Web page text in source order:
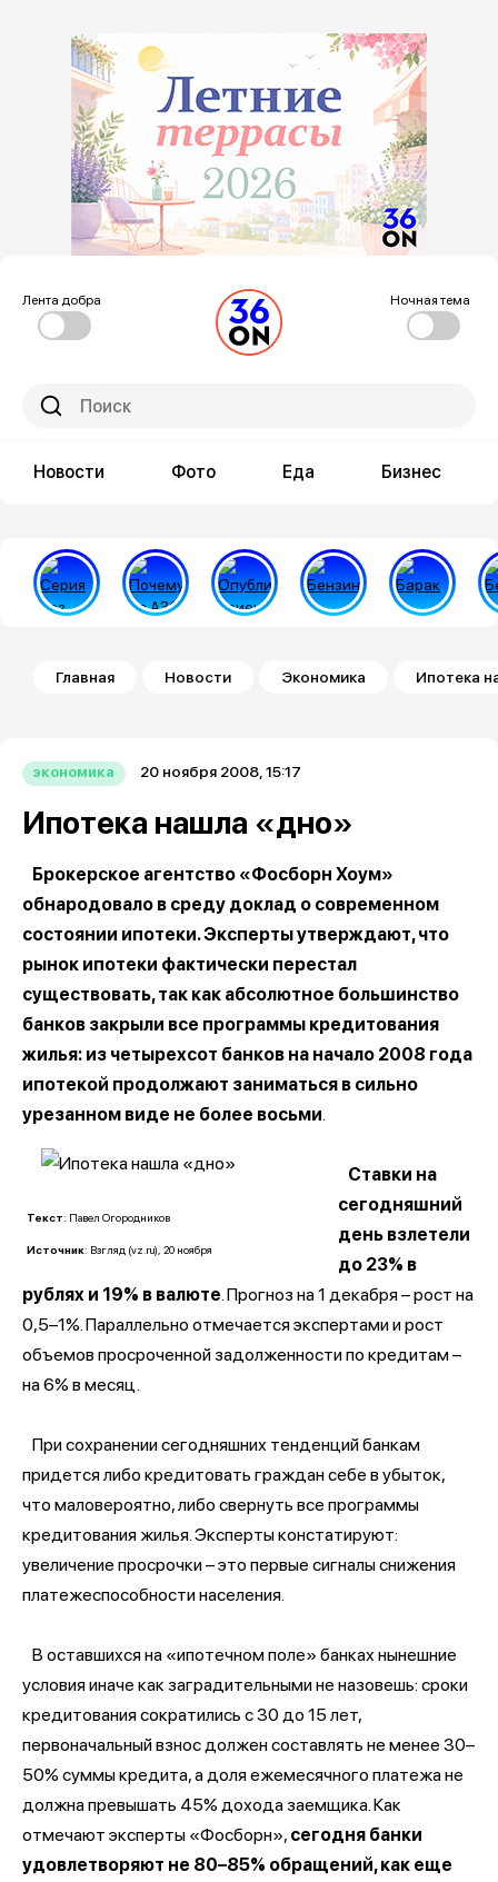
Лента добра Ночная тема
Новости Фото Еда Бизнес
Строка навигации
Главная Новости Экономика Ипотека
экономика 20 ноября 2008, 15:17
Ипотека нашла «дно»
Брокерское агентство «Фосборн Хоум»
обнародовало в среду доклад о современном
состоянии ипотеки. Эксперты утверждают, что
рынок ипотеки фактически перестал
существовать, так как абсолютное большинство
банков закрыли все программы кредитования
жилья: из четырехсот банков на начало 2008 года
ипотекой продолжают заниматься в сильно
урезанном виде не более восьми
Текст: Павел Огородников
Источник: Взгляд (vz.ru), 20 ноября
Ставки на
сегодняшний
день взлетели
до 23% в
рублях и 19% в валюте . Прогноз на 1 декабря – рост на
0,5–1%. Параллельно отмечается экспертами и рост
объемов просроченной задолженности по кредитам –
на 6% в месяц.
При сохранении сегодняшних тенденций банкам
придется либо кредитовать граждан себе в убыток,
что маловероятно, либо свернуть все программы
кредитования жилья. Эксперты констатируют:
увеличение просрочки – это первые сигналы снижения
платежеспособности населения.
В оставшихся на «ипотечном поле» банках нынешние
условия иначе как заградительными не назовешь: сроки
кредитования сократились с 30 до 15 лет,
первоначальный взнос должен составлять не менее 30–
50% суммы кредита, а доля ежемесячного платежа не
должна превышать 45% дохода заемщика. Как
отмечают эксперты «Фосборн», сегодня банки
удовлетворяют не 80–85% обращений, как еще